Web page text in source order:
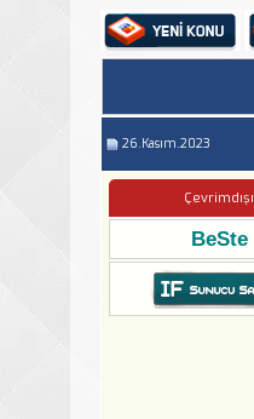
26.Kasım.2023
Çevrimdışı
BeSte